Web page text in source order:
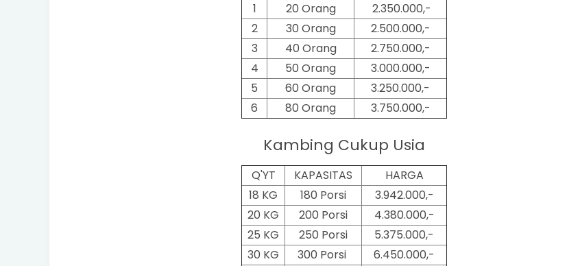
1
20 Orang
2.350.000,-
2
30 Orang
2.500.000,-
3
40 Orang
2.750.000,-
4
50 Orang
3.000.000,-
5
60 Orang
3.250.000,-
6
80 Orang 3.750.000,-
Kambing Cukup Usia
Q'YT KAPASITAS
HARGA
18 KG
180 Porsi
3.942.000,-
20 KG
200 Porsi
4.380.000,-
25 KG
250 Porsi
5.375.000,-
30 KG
300 Porsi
6.450.000,-